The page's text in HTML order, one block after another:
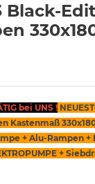
Black-
bei UNS !
Kastenmaß
+ Alu-Rampen
+